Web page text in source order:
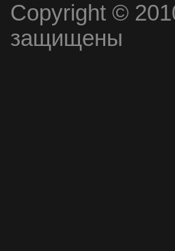
Copyright ©
защищены